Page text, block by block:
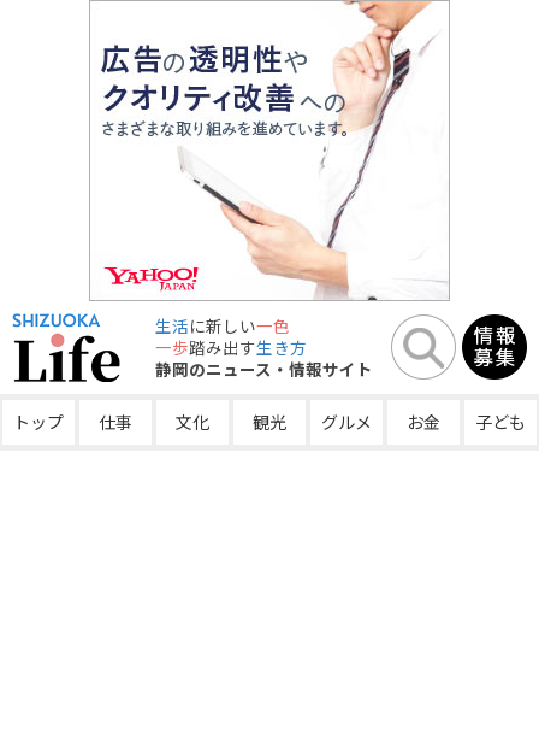
生活に新しい一色
一歩踏み出す生き方
静岡のニュース・情報サイト
トップ 仕事 文化 観光 グルメ お金 子ども